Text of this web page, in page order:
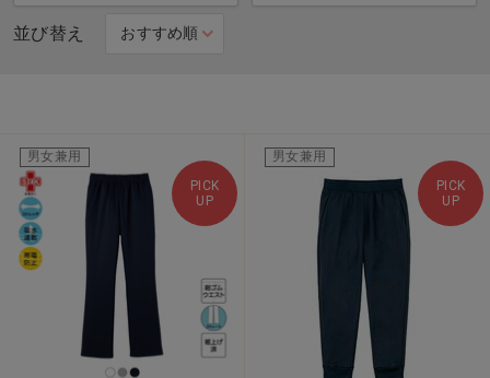
並び替え
PICK
UP
男女兼用
PICK
UP
男女兼用